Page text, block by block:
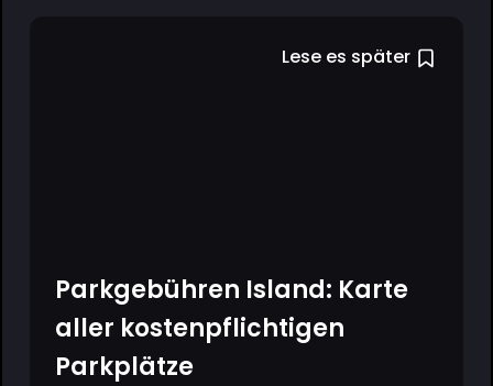
Lese es später
Parkgebühren Island: Karte
aller kostenpflichtigen
Parkplätze